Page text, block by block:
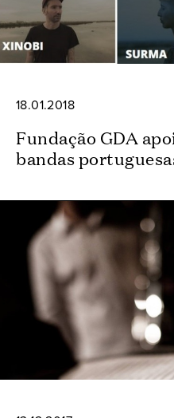
18.01.2018
Fundação GDA
bandas